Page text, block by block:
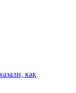
как